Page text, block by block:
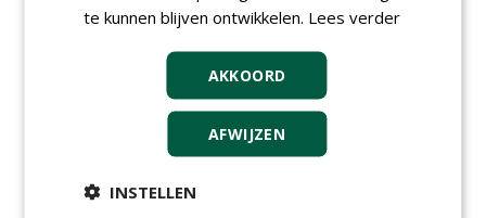
Groenprojecten
vrijdag 7 augustus 2026
Gemeente Eindhoven gunt groot
onderhoud ''Stedelijk bos'' binnen de
bebouwingscontour houtkap aan
Boomrooierij Weijtmans.
donderdag 6 augustus 2026
onderhoud terreinen MUMC+ aan Jonkers
Hoveniers, Dolmans Landscaping Group en
te kunnen blijven ontwikkelen. Lees verder
AKKOORD
AFWIJZEN
INSTELLEN